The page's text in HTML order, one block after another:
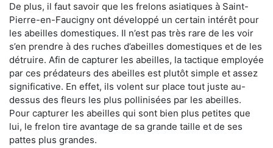
De plus, il faut savoir que les frelons asiatiques à Saint-
Pierre-en-Faucigny ont développé un certain intérêt pour
les abeilles domestiques. Il n’est pas très rare de les voir
s’en prendre à des ruches d’abeilles domestiques et de les
détruire. Afin de capturer les abeilles, la tactique employée
par ces prédateurs des abeilles est plutôt simple et assez
significative. En effet, ils volent sur place tout juste au-
dessus des fleurs les plus pollinisées par les abeilles.
Pour capturer les abeilles qui sont bien plus petites que
lui, le frelon tire avantage de sa grande taille et de ses
pattes plus grandes.